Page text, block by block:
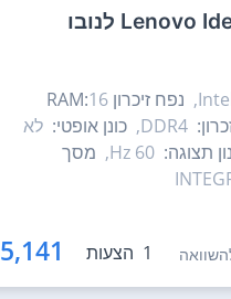
נפח זיכרון RAM: 16
DDR4, כונן אופטי: לא
תצוגה: 60 Hz,
מסך
1 הצעות 5,141 ₪